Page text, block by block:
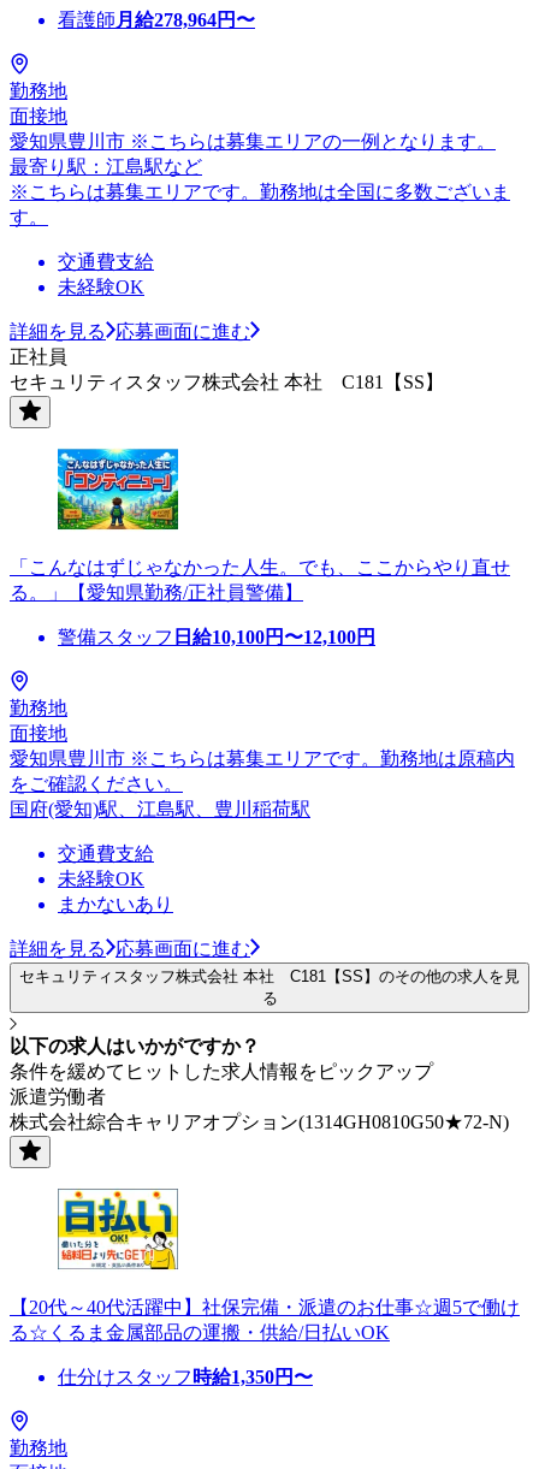
看護師 月給278,964円〜
勤務地
面接地
愛知県豊川市 ※こちらは募集エリアの一例となります。
最寄り駅：江島駅など
※こちらは募集エリアです。勤務地は全国に多数ございま
す。
交通費支給
未経験OK
詳細を見る
応募画面に進む
正社員
セキュリティスタッフ株式会社 本社 C181【SS】
「こんなはずじゃなかった人生。でも、ここからやり直せ
る。」【愛知県勤務/正社員警備】
警備スタッフ 日給10,100円〜12,100円
勤務地
面接地
愛知県豊川市 ※こちらは募集エリアです。勤務地は原稿内
をご確認ください。
国府(愛知)駅、江島駅、豊川稲荷駅
交通費支給
未経験OK
まかないあり
詳細を見る 応募画面に進む
セキュリティスタッフ株式会社 本社 C181【SS】のその他の求人を見
る
以下の求人はいかがですか？
条件を緩めてヒットした求人情報をピックアップ
派遣労働者
株式会社綜合キャリアオプション(1314GH0810G50★72-N)
【20代～40代活躍中】社保完備・派遣のお仕事☆週5で働け
る☆くるま金属部品の運搬・供給/日払いOK
仕分けスタッフ 時給1,350円〜
勤務地